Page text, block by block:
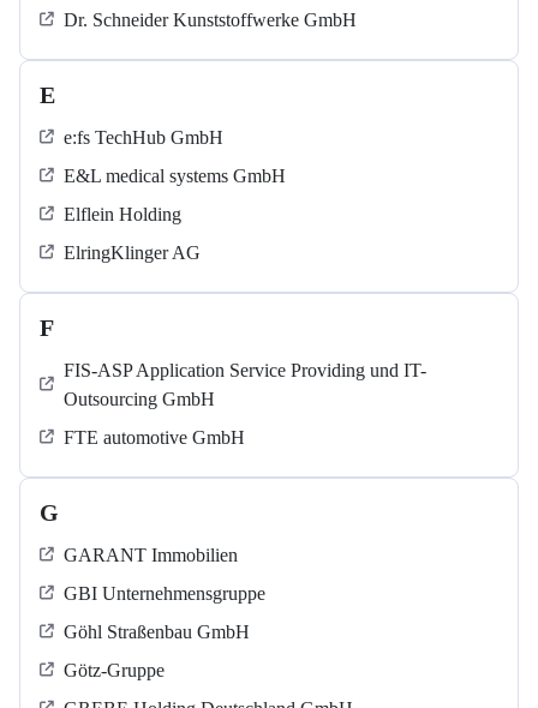
Dr. Schneider Kunststoffwerke GmbH
E
e:fs TechHub GmbH
E&L medical systems GmbH
Elflein Holding
ElringKlinger AG
F
FIS-ASP Application Service Providing und IT-
Outsourcing GmbH
FTE automotive GmbH
G
GARANT Immobilien
GBI Unternehmensgruppe
Göhl Straßenbau GmbH
Götz-Gruppe